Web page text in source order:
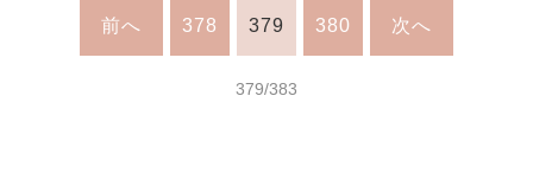
前へ 378 379 380 次へ
379/383